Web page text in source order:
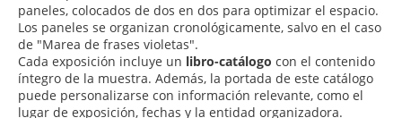
paneles, colocados de dos en dos para optimizar el espacio.
Los paneles se organizan cronológicamente, salvo en el caso
de "Marea de frases violetas".
Cada exposición incluye un libro-catálogo con el contenido
íntegro de la muestra. Además, la portada de este catálogo
puede personalizarse con información relevante, como el
lugar de exposición, fechas y la entidad organizadora.